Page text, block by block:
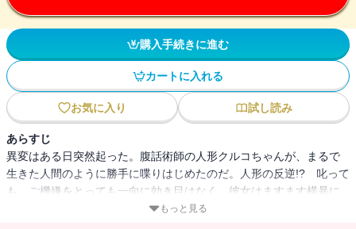
購入手続きに進む
カートに入れる
お気に入り 試し読み
あらすじ
異変はある日突然起った。腹話術師の人形クルコちゃんが、まるで
生きた人間のように勝手に喋りはじめたのだ。人形の反逆!? 叱って
も、ご機嫌をとっても一向に効き目はなく、彼女はますます横暴に
なるばかり。腹話術師の狂気が作り上げた妄想か？ それとも、異
もっと見る